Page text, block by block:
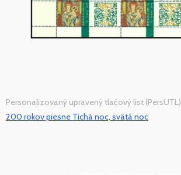
Personalizovaný upravený tlačový list (PersUTL)
200 rokov piesne Tichá noc, svätá noc